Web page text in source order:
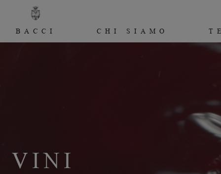
BACCI CHI SIAMO
VINI